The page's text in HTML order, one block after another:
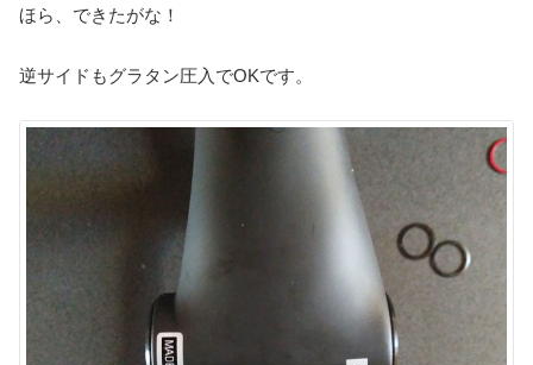
ほら、できたがな！
逆サイドもグラタン圧入でOKです。